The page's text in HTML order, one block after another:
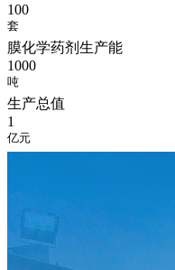
100
套
膜化学药剂生产能
1000
吨
生产总值
1
亿元